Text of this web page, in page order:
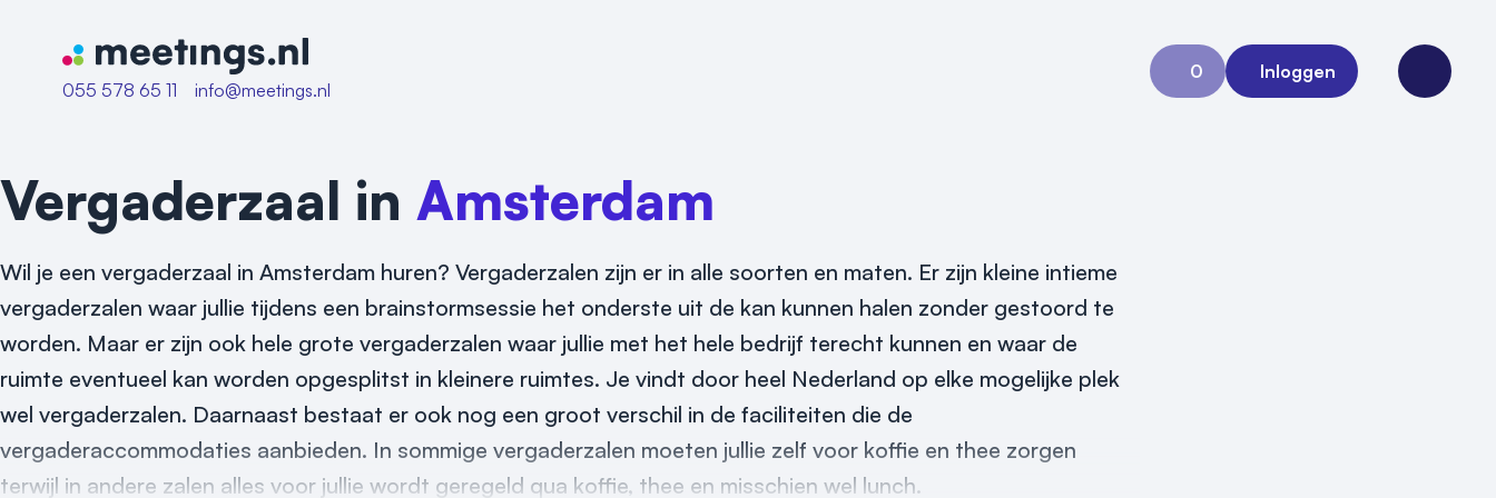
Naar home van Meetings
055 578 65 11
info@meetings.nl
0
Aanvraag 0
Inloggen
Open
Vergaderzaal in Amsterdam
Wil je een vergaderzaal in Amsterdam huren? Vergaderzalen zijn er in alle soorten en maten. Er zijn kleine intieme
vergaderzalen waar jullie tijdens een brainstormsessie het onderste uit de kan kunnen halen zonder gestoord te
worden. Maar er zijn ook hele grote vergaderzalen waar jullie met het hele bedrijf terecht kunnen en waar de
ruimte eventueel kan worden opgesplitst in kleinere ruimtes. Je vindt door heel Nederland op elke mogelijke plek
wel vergaderzalen. Daarnaast bestaat er ook nog een groot verschil in de faciliteiten die de
vergaderaccommodaties aanbieden. In sommige vergaderzalen moeten jullie zelf voor koffie en thee zorgen
terwijl in andere zalen alles voor jullie wordt geregeld qua koffie, thee en misschien wel lunch.